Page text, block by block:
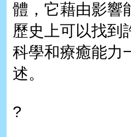
體，它藉由影響
歷史上可以找到
科學和療癒能力
述。
?